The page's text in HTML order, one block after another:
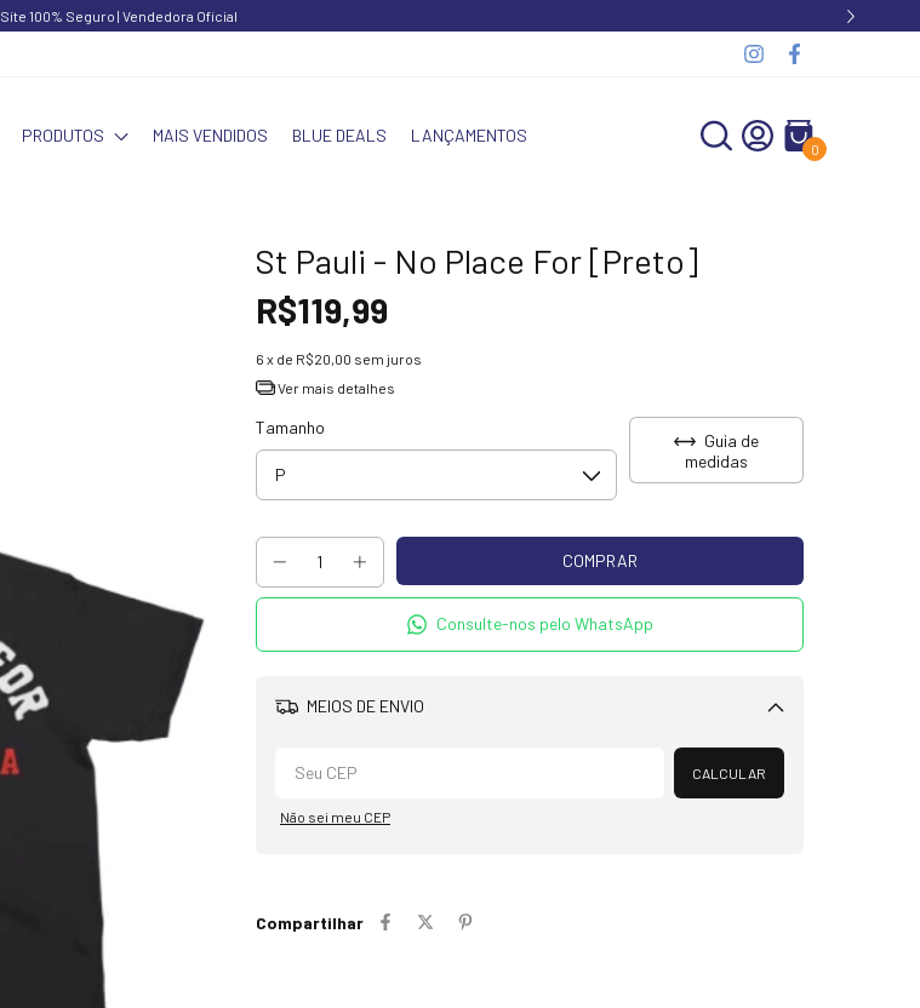
Site 100% Seguro | Vendedora Oficial
PRODUTOS MAIS VENDIDOS BLUE DEALS LANÇAMENTOS
0
St Pauli - No Place For [Preto]
R$119,99
6 x de R$20,00 sem juros
Ver mais detalhes
Tamanho
Guia de
medidas
Consulte-nos pelo WhatsApp
MEIOS DE ENVIO
Alterar CEP
CALCULAR
Não sei meu CEP
Compartilhar